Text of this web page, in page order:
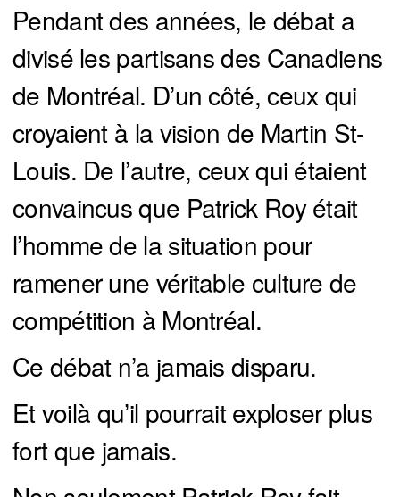
Pendant des années, le débat a
divisé les partisans des Canadiens
de Montréal. D’un côté, ceux qui
croyaient à la vision de Martin St-
Louis. De l’autre, ceux qui étaient
convaincus que Patrick Roy était
l’homme de la situation pour
ramener une véritable culture de
compétition à Montréal.
Ce débat n’a jamais disparu.
Et voilà qu’il pourrait exploser plus
fort que jamais.